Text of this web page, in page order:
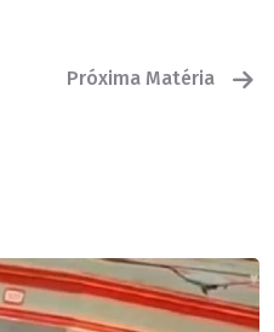
Próxima Matéria